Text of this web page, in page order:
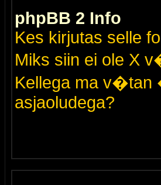
phpBB 2 Info
Kes kirjutas selle
Miks siin ei ole X
Kellega ma v�tan
asjaoludega?